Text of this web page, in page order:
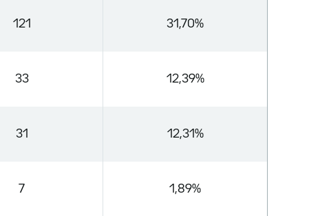
121 31,70%
33 12,39%
31 12,31%
7 1,89%